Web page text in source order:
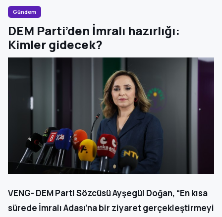
Gündem
DEM Parti’den İmralı hazırlığı:
Kimler gidecek?
VENG- DEM Parti Sözcüsü Ayşegül Doğan, “En kısa
sürede İmralı Adası’na bir ziyaret gerçekleştirmeyi